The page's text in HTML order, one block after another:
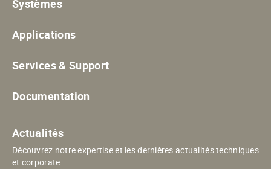
Systèmes
Applications
Services & Support
Documentation
Actualités
Découvrez notre expertise et les dernières actualités techniques
et corporate